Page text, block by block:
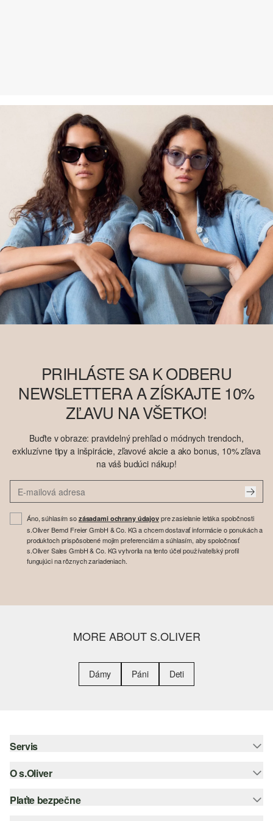
PRIHLÁSTE SA K ODBERU
NEWSLETTERA A ZÍSKAJTE 10%
ZĽAVU NA VŠETKO!
Buďte v obraze: pravidelný prehľad o módnych trendoch,
exkluzívne tipy a inšpirácie, zľavové akcie a ako bonus, 10% zľava
na váš budúci nákup!
Áno, súhlasím so zásadami ochrany údajovpre zasielanie letáka spoločnosti
s.Oliver Bernd Freier GmbH & Co. KG a chcem dostavať informácie o ponukách a
produktoch prispôsobené mojim preferenciám a súhlasím, aby spoločnosť
s.Oliver Sales GmbH & Co. KG vytvorila na tento účel používateľský profil
fungujúci na rôznych zariadeniach.
MORE ABOUT S.OLIVER
Dámy Páni Deti
Servis
Pomoc a FAQ
Nápoveda k veľkostiam
O s.Oliver
Leták
Plaťte bezpečne